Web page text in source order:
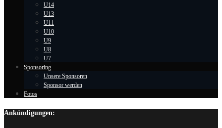
U14
U13
U11
U10
U9
U8
U7
Sponsoring
Unsere Sponsoren
Sponsor werden
Fotos
Ankündigungen: